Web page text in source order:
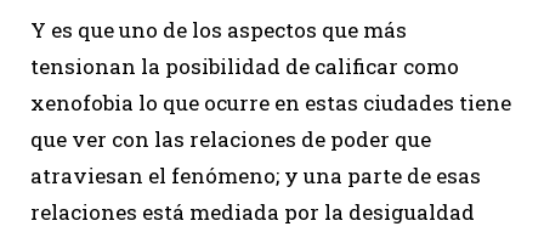
Y es que uno de los aspectos que más
tensionan la posibilidad de calificar como
xenofobia lo que ocurre en estas ciudades tiene
que ver con las relaciones de poder que
atraviesan el fenómeno; y una parte de esas
relaciones está mediada por la desigualdad